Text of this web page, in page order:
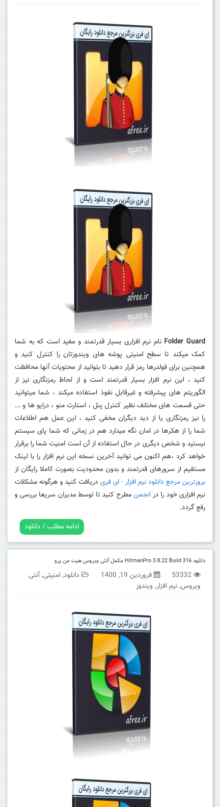
Folder Guard نام نرم افزاری بسیار قدرتمند و مفید است که به شما
کمک میکند تا سطح امنیتی پوشه های ویندوزتان را کنترل کنید و
همچنین برای فولدرها رمز قرار دهید تا بتوانید از محتویات آنها محافظت
کنید ، این نرم افزار بسیار قدرتمند است و از لحاظ رمزنگاری نیز از
الگوریتم های پیشرفته و غیرقابل نفوذ استفاده میکند ، شما میتوانید
حتی قسمت های مختلف نظیر کنترل پنل ، استارت منو ، درایو ها و ...
را نیز رمزنگاری یا از دید دیگران مخفی کنید ، این عمل هم اطلاعات
شما را از هکرها در امان نگه میدارد هم در زمانی که شما پای سیستم
نیستید و شخص دیگری در حال استفاده از آن است امنیت شما را برقرار
خواهد کرد ،هم اکنون می توانید آخرین نسخه این نرم افزار را با لینک
مستقیم از سرورهای قدرتمند و بدون محدودیت بصورت کاملا رایگان از
بروزترین مرجع دانلود نرم افزار - ای فری دریافت کنید و هرگونه مشکلات
نرم افزاری خود را درانجمنمطرح کنید تا توسط مدیران سریعا بررسی و
رفع گردد.
ادامه مطلب / دانلود
دانلود HitmanPro 3.8.22 Build 316 مکمل آنتی ویروس هیت من پرو
53332 فروردین 19, 1400 دانلود,امنیتی,آنتی
ویروس,نرم افزار,ویندوز